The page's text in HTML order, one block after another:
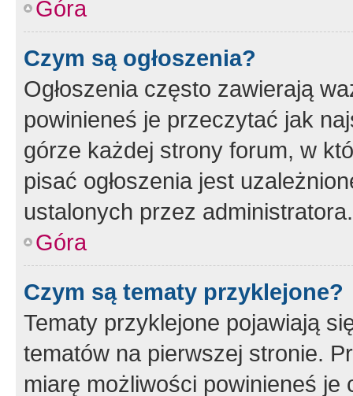
Góra
Czym są ogłoszenia?
Ogłoszenia często zawierają
powinieneś je przeczytać jak
górze każdej strony forum, w
pisać ogłoszenia jest
ustalonych przez administratora.
Góra
Czym są tematy przyklejone?
Tematy przyklejone pojawiają
tematów na pierwszej stronie.
miarę możliwości powinieneś je